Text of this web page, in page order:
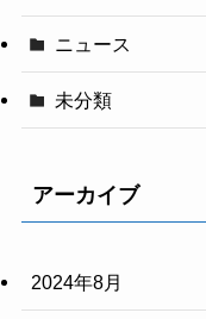
ニュース
未分類
アーカイブ
2024年8月